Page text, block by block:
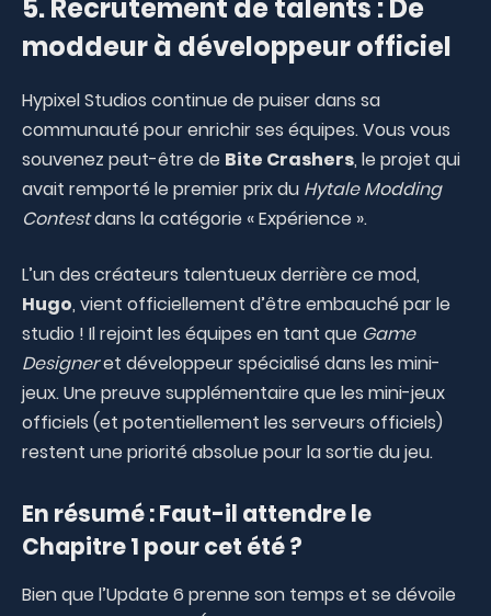
5. Recrutement de talents : De
moddeur à développeur officiel
Hypixel Studios continue de puiser dans sa
communauté pour enrichir ses équipes. Vous vous
souvenez peut-être de Bite Crashers, le projet qui
avait remporté le premier prix du Hytale Modding
Contestdans la catégorie « Expérience ».
L’un des créateurs talentueux derrière ce mod,
Hugo, vient officiellement d’être embauché par le
studio ! Il rejoint les équipes en tant que Game
Designeret développeur spécialisé dans les mini-
jeux. Une preuve supplémentaire que les mini-jeux
officiels (et potentiellement les serveurs officiels)
restent une priorité absolue pour la sortie du jeu.
En résumé : Faut-il attendre le
Chapitre 1 pour cet été ?
Bien que l’Update 6 prenne son temps et se dévoile